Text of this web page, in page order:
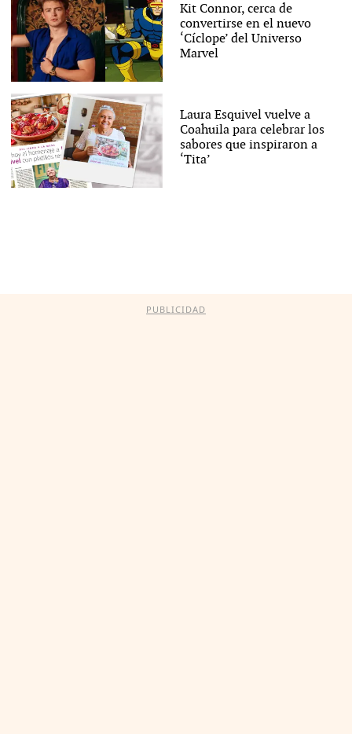
Kit Connor, cerca de
convertirse en el nuevo
‘Cíclope’ del Universo
Marvel
Laura Esquivel vuelve a
Coahuila para celebrar los
sabores que inspiraron a
‘Tita’
PUBLICIDAD